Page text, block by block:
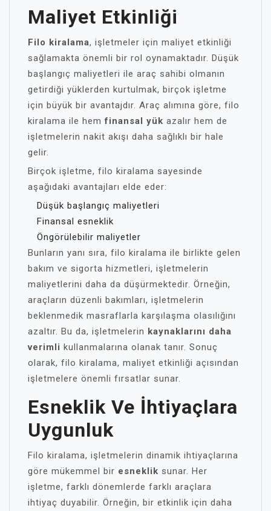
Maliyet Etkinliği
Filo kiralama, işletmeler için maliyet etkinliği
sağlamakta önemli bir rol oynamaktadır. Düşük
başlangıç maliyetleri ile araç sahibi olmanın
getirdiği yüklerden kurtulmak, birçok işletme
için büyük bir avantajdır. Araç alımına göre, filo
kiralama ile hemfinansal yük azalır hem de
işletmelerin nakit akışı daha sağlıklı bir hale
gelir.
Birçok işletme, filo kiralama sayesinde
aşağıdaki avantajları elde eder:
Düşük başlangıç maliyetleri
Finansal esneklik
Öngörülebilir maliyetler
Bunların yanı sıra, filo kiralama ile birlikte gelen
bakım ve sigorta hizmetleri, işletmelerin
maliyetlerini daha da düşürmektedir. Örneğin,
araçların düzenli bakımları, işletmelerin
beklenmedik masraflarla karşılaşma olasılığını
azaltır. Bu da, işletmelerin kaynaklarını daha
verimli kullanmalarına olanak tanır. Sonuç
olarak, filo kiralama, maliyet etkinliği açısından
işletmelere önemli fırsatlar sunar.
Esneklik Ve İhtiyaçlara
Uygunluk
Filo kiralama, işletmelerin dinamik ihtiyaçlarına
göre mükemmel bir esneklik sunar. Her
işletme, farklı dönemlerde farklı araçlara
ihtiyaç duyabilir. Örneğin, bir etkinlik için daha